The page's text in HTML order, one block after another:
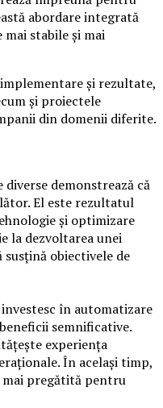
abordare integrată
stabile și mai
și rezultate,
și proiectele
din domenii diferite.
demonstrează că
El este rezultatul
și optimizare
la dezvoltarea unei
obiectivele de
în automatizare
semnificative.
experiența
În același timp,
mai pregătită pentru